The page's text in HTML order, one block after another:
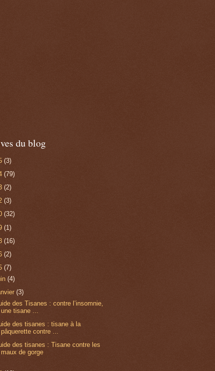
du blog
(3)
(79)
(2)
(3)
(32)
(1)
(16)
(2)
(7)
(4)
(3)
des Tisanes : contre l’insomnie,
une tisane ...
des tisanes : tisane à la
pâquerette contre ...
des tisanes : Tisane contre les
maux de gorge